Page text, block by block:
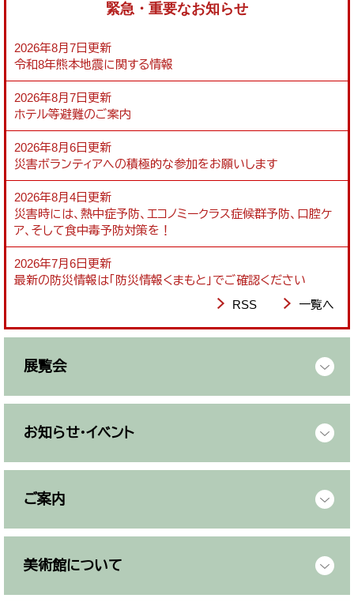
緊急・重要なお知らせ
2026年8月7日更新
令和8年熊本地震に関する情報
2026年8月7日更新
ホテル等避難のご案内
2026年8月6日更新
災害ボランティアへの積極的な参加をお願いします
2026年8月4日更新
災害時には、熱中症予防、エコノミークラス症候群予防、口腔ケ
ア、そして食中毒予防対策を！
2026年7月6日更新
最新の防災情報は「防災情報くまもと」でご確認ください
RSS
一覧へ
展覧会
お知らせ・イベント
ご案内
美術館について